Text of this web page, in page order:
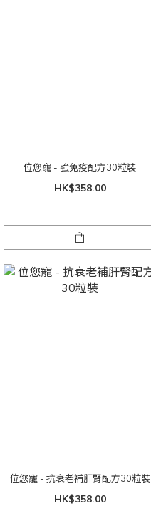
位您寵 - 強免疫配方30粒裝
HK$358.00
位您寵 - 抗衰老補肝腎配方30粒裝
HK$358.00